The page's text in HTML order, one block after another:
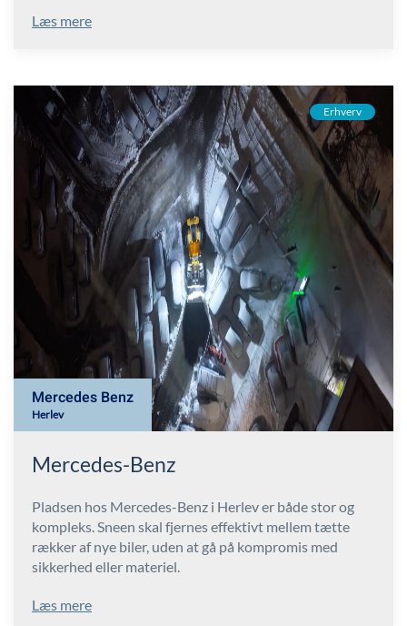
Læs mere
Erhverv
Mercedes Benz
Herlev
Mercedes-Benz
Pladsen hos Mercedes-Benz i Herlev er både stor og
kompleks. Sneen skal fjernes effektivt mellem tætte
rækker af nye biler, uden at gå på kompromis med
sikkerhed eller materiel.
Læs mere